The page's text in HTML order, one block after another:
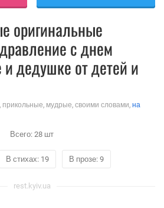
оригинальные
с днем
дедушке от детей и
прикольные, мудрые, своими словами, на
Всего: 28 шт
В стихах: 19 В прозе: 9
rest.kyiv.ua